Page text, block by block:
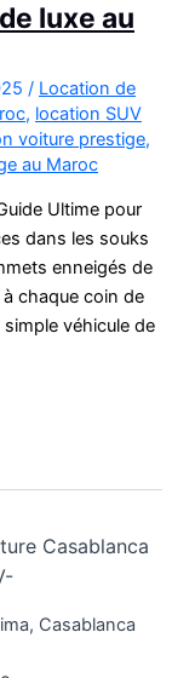
luxe au
/ Location de
, location SUV
voiture prestige,
au Maroc
Ultime pour
dans les souks
enneigés de
chaque coin de
véhicule de
Casablanca
Casablanca